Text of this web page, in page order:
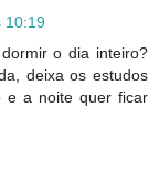
10:19
o dia inteiro?
deixa os estudos
e a noite quer ficar